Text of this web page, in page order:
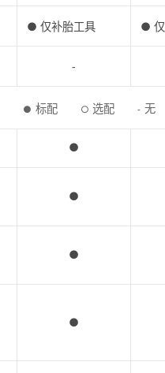
● 标配 ○ 选配 - 无
● 仅补胎工具 ●
-
●
●
●
●